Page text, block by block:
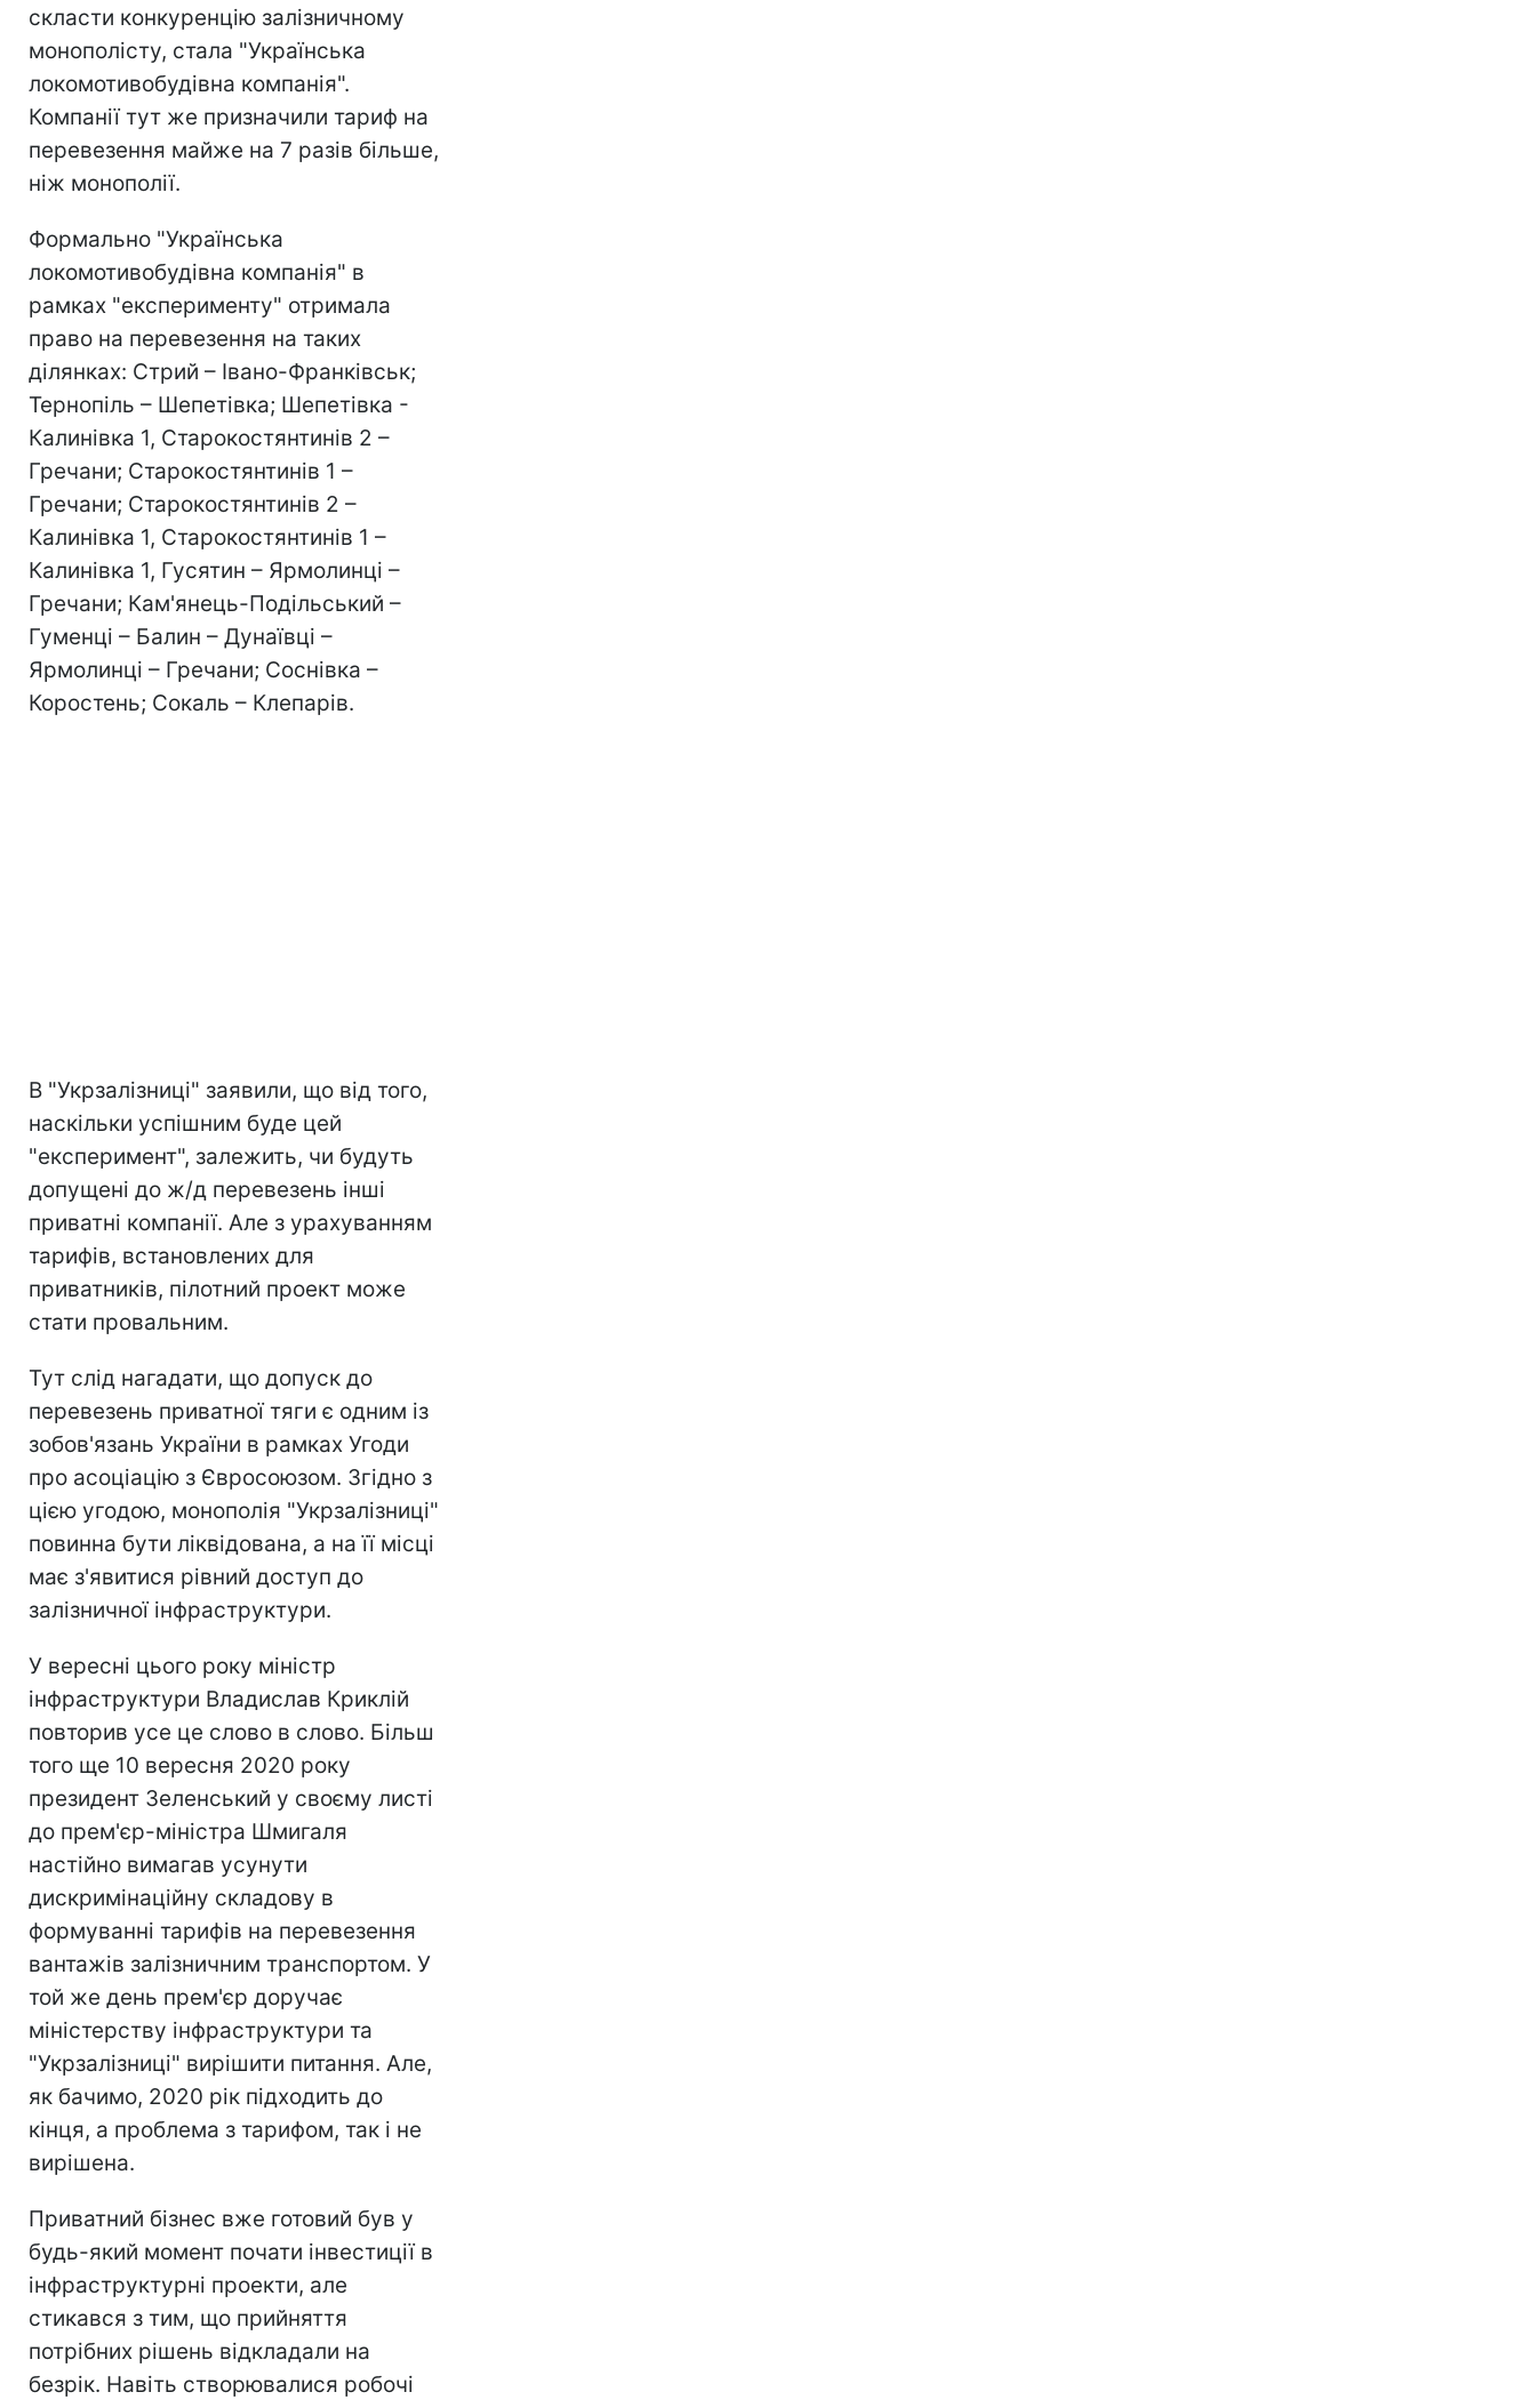
скласти конкуренцію залізничному
монополісту, стала "Українська
локомотивобудівна компанія".
Компанії тут же призначили тариф на
перевезення майже на 7 разів більше,
ніж монополії.
Формально "Українська
локомотивобудівна компанія" в
рамках "експерименту" отримала
право на перевезення на таких
ділянках: Стрий – Івано-Франківськ;
Тернопіль – Шепетівка; Шепетівка -
Калинівка 1, Старокостянтинів 2 –
Гречани; Старокостянтинів 1 –
Гречани; Старокостянтинів 2 –
Калинівка 1, Старокостянтинів 1 –
Калинівка 1, Гусятин – Ярмолинці –
Гречани; Кам'янець-Подільський –
Гуменці – Балин – Дунаївці –
Ярмолинці – Гречани; Соснівка –
Коростень; Сокаль – Клепарів.
В "Укрзалізниці" заявили, що від того,
наскільки успішним буде цей
"експеримент", залежить, чи будуть
допущені до ж/д перевезень інші
приватні компанії. Але з урахуванням
тарифів, встановлених для
приватників, пілотний проект може
стати провальним.
Тут слід нагадати, що допуск до
перевезень приватної тяги є одним із
зобов'язань України в рамках Угоди
про асоціацію з Євросоюзом. Згідно з
цією угодою, монополія "Укрзалізниці"
повинна бути ліквідована, а на її місці
має з'явитися рівний доступ до
залізничної інфраструктури.
У вересні цього року міністр
інфраструктури Владислав Криклій
повторив усе це слово в слово. Більш
того ще 10 вересня 2020 року
президент Зеленський у своєму листі
до прем'єр-міністра Шмигаля
настійно вимагав усунути
дискримінаційну складову в
формуванні тарифів на перевезення
вантажів залізничним транспортом. У
той же день прем'єр доручає
міністерству інфраструктури та
"Укрзалізниці" вирішити питання. Але,
як бачимо, 2020 рік підходить до
кінця, а проблема з тарифом, так і не
вирішена.
Приватний бізнес вже готовий був у
будь-який момент почати інвестиції в
інфраструктурні проекти, але
стикався з тим, що прийняття
потрібних рішень відкладали на
безрік. Навіть створювалися робочі